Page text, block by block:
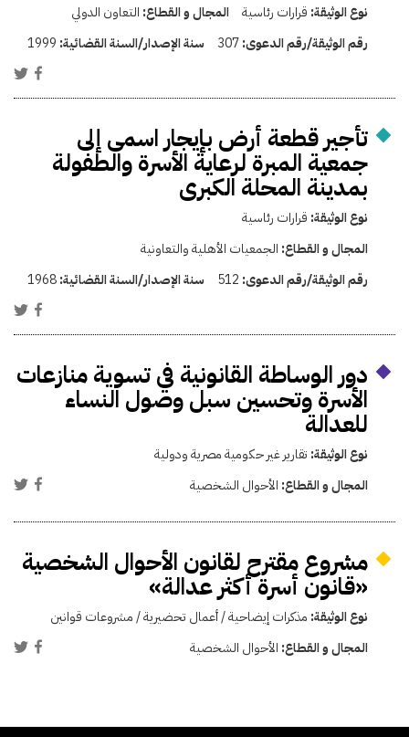
نوع الوثيقة: قرارات رئاسية المجال و القطاع: التعاون الدولي
رقم الوثيقة/رقم الدعوى:307 سنة الإصدار/السنة القضائية: 1999
تأجير قطعة أرض بإيجار اسمى إلى
جمعية المبرة لرعاية الأسرة والطفولة
بمدينة المحلة الكبرى
نوع الوثيقة: قرارات رئاسية
المجال و القطاع: الجمعيات الأهلية والتعاونية
رقم الوثيقة/رقم الدعوى: 512 سنة الإصدار/السنة القضائية:1968
دور الوساطة القانونية في تسوية منازعات
الأسرة وتحسين سبل وصول النساء
للعدالة
نوع الوثيقة: تقارير غير حكومية مصرية ودولية
المجال و القطاع: الأحوال الشخصية
مشروع مقترح لقانون الأحوال الشخصية
«قانون أسرة أكثر عدالة»
نوع الوثيقة: مذكرات إيضاحية / أعمال تحضيرية / مشروعات قوانين
المجال و القطاع: الأحوال الشخصية